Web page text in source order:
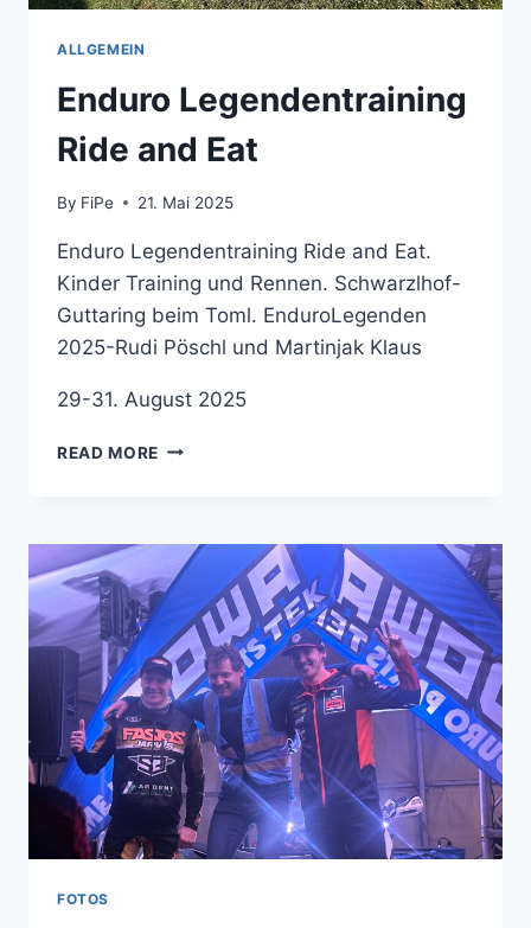
ALLGEMEIN
Enduro Legendentraining
Ride and Eat
By FiPe 21. Mai 2025
Enduro Legendentraining Ride and Eat.
Kinder Training und Rennen. Schwarzlhof-
Guttaring beim Toml. EnduroLegenden
2025-Rudi Pöschl und Martinjak Klaus
29-31. August 2025
READ MORE ENDURO
EAT
FOTOS